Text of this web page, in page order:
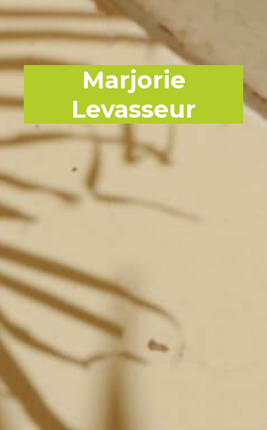
Marjorie
Levasseur